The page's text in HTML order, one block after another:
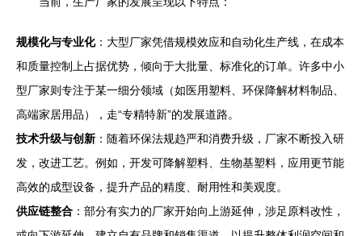
规模化与专业化：大型厂家凭借规模效应和自动化生产线，在成本
和质量控制上占据优势，倾向于大批量、标准化的订单。许多中小
型厂家则专注于某一细分领域（如医用塑料、环保降解材料制品、
高端家居用品），走“专精特新”的发展道路。
技术升级与创新 ：随着环保法规趋严和消费升级，厂家不断投入研
发，改进工艺。例如，开发可降解塑料、生物基塑料，应用更节能
高效的成型设备，提升产品的精度、耐用性和美观度。
供应链整合 ：部分有实力的厂家开始向上游延伸，涉足原料改性，